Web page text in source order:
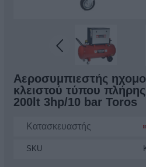
Αεροσυμπιεστής
κλειστού τύπου
200lt 3hp/10 bar Toros
Κατασκευαστής
SKU